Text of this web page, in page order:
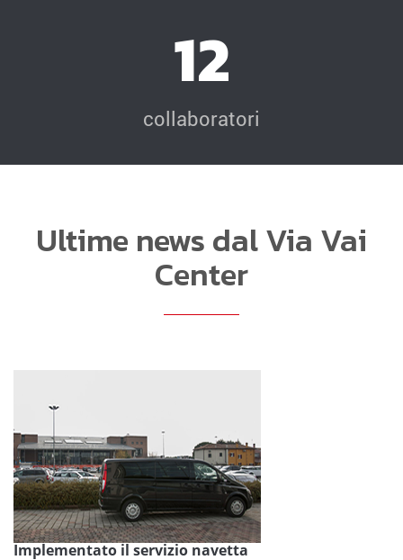
12
collaboratori
Ultime news dal Via Vai
Center
Implementato il servizio navetta